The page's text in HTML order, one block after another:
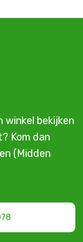
winkel bekijken
Kom dan
(Midden